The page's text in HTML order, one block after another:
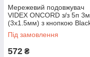
Мережевий подовжувач
VIDEX ONCORD з/з 5п 3м
(3x1.5мм) з кнопкою
Під замовлення
572 ₴